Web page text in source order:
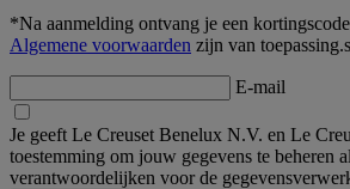
*Na aanmelding ontvang je een
Algemene voorwaarden zijn van
E-mail
Je geeft Le Creuset Benelux N.V. en Le
toestemming om jouw gegevens te beheren
verantwoordelijken voor de